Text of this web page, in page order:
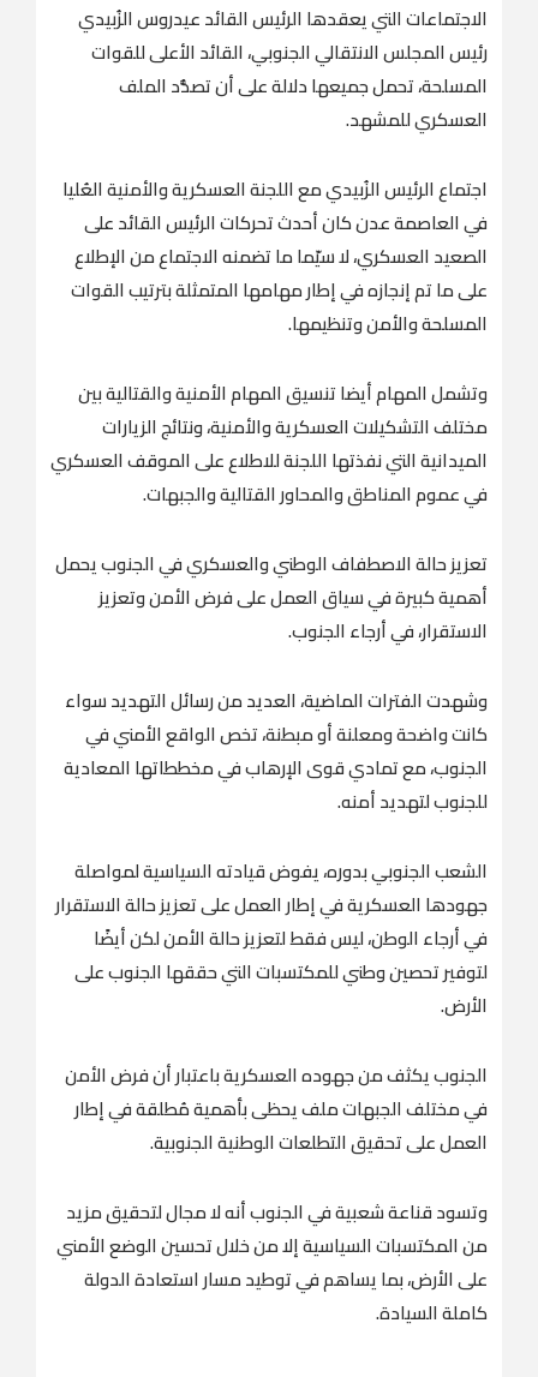
الاجتماعات التي يعقدها الرئيس القائد عيدروس الزُبيدي
رئيس المجلس الانتقالي الجنوبي، القائد الأعلى للقوات
المسلحة، تحمل جميعها دلالة على أن تصدُّد الملف
العسكري للمشهد.
اجتماع الرئيس الزُبيدي مع اللجنة العسكرية والأمنية العُليا
في العاصمة عدن كان أحدث تحركات الرئيس القائد على
الصعيد العسكري، لا سيّما ما تضمنه الاجتماع من الإطلاع
على ما تم إنجازه في إطار مهامها المتمثلة بترتيب القوات
المسلحة والأمن وتنظيمها.
وتشمل المهام أيضا تنسيق المهام الأمنية والقتالية بين
مختلف التشكيلات العسكرية والأمنية، ونتائج الزيارات
الميدانية التي نفذتها اللجنة للاطلاع على الموقف العسكري
في عموم المناطق والمحاور القتالية والجبهات.
تعزيز حالة الاصطفاف الوطني والعسكري في الجنوب يحمل
أهمية كبيرة في سياق العمل على فرض الأمن وتعزيز
الاستقرار، في أرجاء الجنوب.
وشهدت الفترات الماضية، العديد من رسائل التهديد سواء
كانت واضحة ومعلنة أو مبطنة، تخص الواقع الأمني في
الجنوب، مع تمادي قوى الإرهاب في مخططاتها المعادية
للجنوب لتهديد أمنه.
الشعب الجنوبي بدوره، يفوض قيادته السياسية لمواصلة
جهودها العسكرية في إطار العمل على تعزيز حالة الاستقرار
في أرجاء الوطن، ليس فقط لتعزيز حالة الأمن لكن أيضًا
لتوفير تحصين وطني للمكتسبات التي حققها الجنوب على
الأرض.
الجنوب يكثف من جهوده العسكرية باعتبار أن فرض الأمن
في مختلف الجبهات ملف يحظى بأهمية مُطلقة في إطار
العمل على تحقيق التطلعات الوطنية الجنوبية.
وتسود قناعة شعبية في الجنوب أنه لا مجال لتحقيق مزيد
من المكتسبات السياسية إلا من خلال تحسين الوضع الأمني
على الأرض، بما يساهم في توطيد مسار استعادة الدولة
كاملة السيادة.